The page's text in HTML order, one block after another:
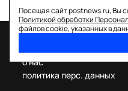
Посещая сайт postnews.ru, Вы
Политикой обработки
файлов cookie, указанных в
о нас
политика перс. данных